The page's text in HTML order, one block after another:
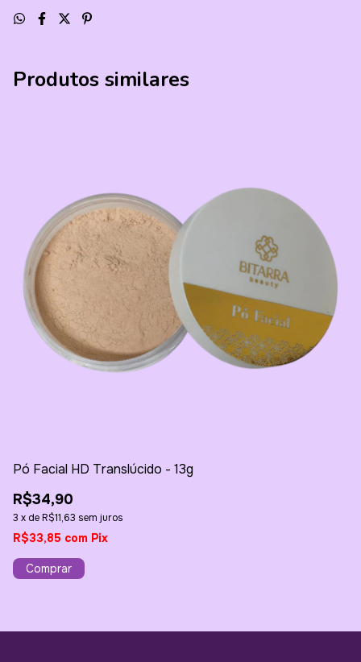
Produtos similares
Pó Facial HD Translúcido - 13g
R$34,90
3 x deR$11,63 sem juros
R$33,85 com Pix